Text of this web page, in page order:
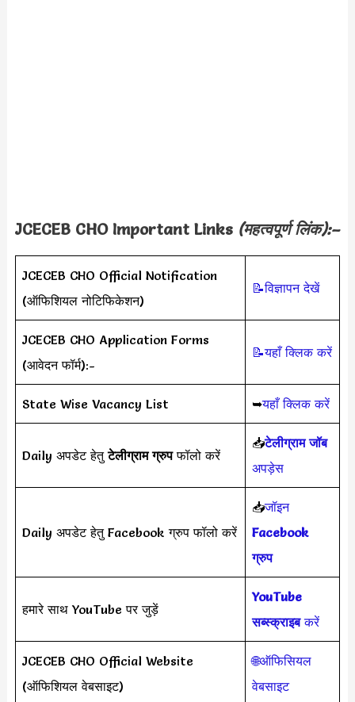
JCECEB CHO Important Links (महत्वपूर्ण लिंक):–
JCECEB CHO Official Notification
(ऑफिशियल नोटिफिकेशन)
📝विज्ञापन देखें
JCECEB CHO Application Forms
(आवेदन फॉर्म):-
📝यहाँ क्लिक करें
State Wise Vacancy List ➥यहाँ क्लिक करें
Daily अपडेट हेतुटेलीग्राम ग्रुपफॉलो करें
📥टेलीग्राम जॉब
अपड़ेस
Daily अपडेट हेतु Facebook ग्रुप फॉलो करें
📥जॉइन
Facebook
ग्रुप
हमारे साथ YouTube पर जुड़ें
YouTube
सब्स्क्राइबकरें
JCECEB CHO Official Website
(ऑफिशियल वेबसाइट)
🌐ऑफिसियल
वेबसाइट